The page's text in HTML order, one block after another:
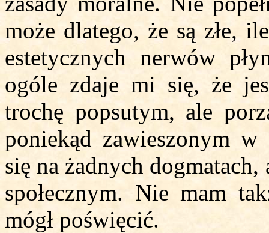
może dlatego, że są złe,
estetycznych nerwów
ogóle zdaje mi się, że
trochę popsutym, ale
poniekąd zawieszonym
się na żadnych
społecznym. Nie mam
mógł poświęcić.